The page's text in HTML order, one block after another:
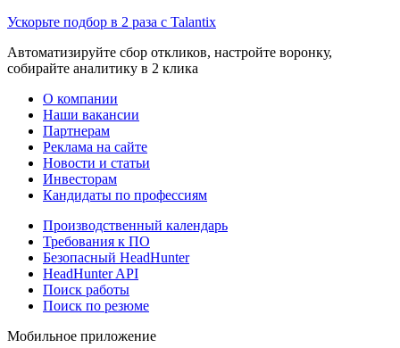
Ускорьте подбор в 2 раза с Talantix
Автоматизируйте сбор откликов, настройте воронку,
собирайте аналитику в 2 клика
О компании
Наши вакансии
Партнерам
Реклама на сайте
Новости и статьи
Инвесторам
Кандидаты по профессиям
Производственный календарь
Требования к ПО
Безопасный HeadHunter
HeadHunter API
Поиск работы
Поиск по резюме
Мобильное приложение